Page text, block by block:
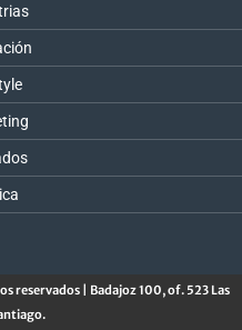
reservados | Badajoz 100, of. 523 Las